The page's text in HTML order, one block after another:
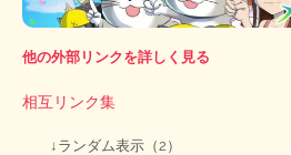
他の外部リンクを詳しく見る
相互リンク集
↓ランダム表示（2）